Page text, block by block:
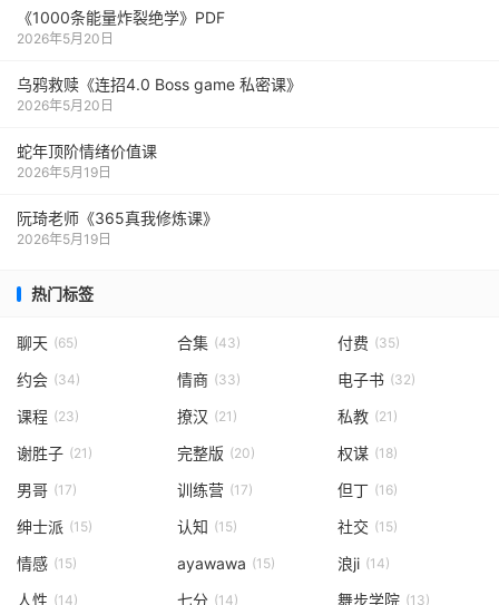
《1000‮能条‬‎量‮裂炸‬‎绝学》PDF
2026年5月20日
乌鸦救赎《连招4.0 Boss game 私密课》
2026年5月20日
蛇年顶阶情绪价值课
2026年5月19日
阮琦老师《365真我修炼课》
2026年5月19日
热门标签
聊天 (65) 合集 (43) 付费 (35)
约会 (34) 情商 (33) 电子书 (32)
课程 (23) 撩汉 (21) 私教 (21)
谢胜子 (21) 完整版 (20) 权谋 (18)
男哥 (17) 训练营 (17) 但丁 (16)
绅士派 (15) 认知 (15) 社交 (15)
情感 (15) ayawawa (15) 浪ji (14)
人性 (14) 七分 (14) 舞步学院 (13)